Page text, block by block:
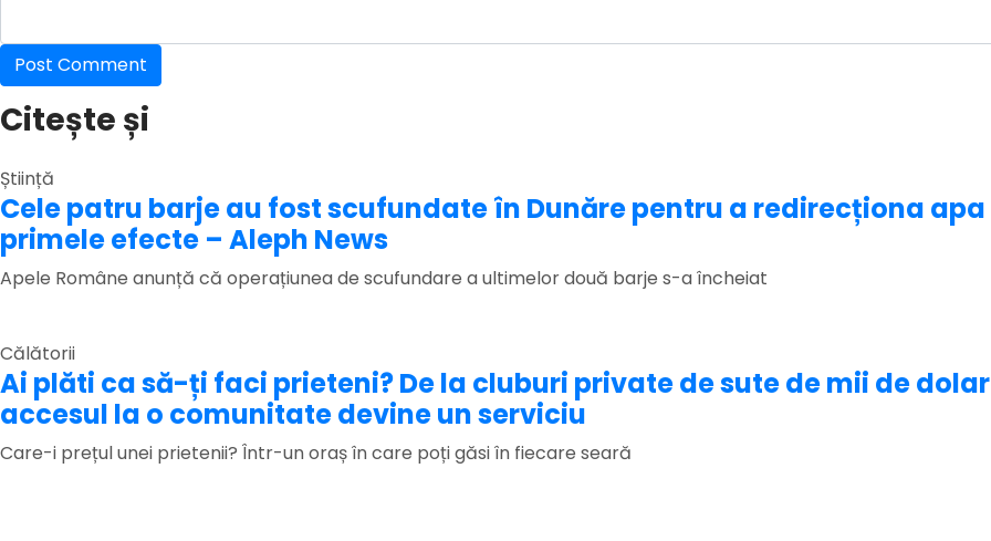
Citește și
Știință
Cele patru barje au fost scufundate în Dunăre pentru a redirecționa
primele efecte – Aleph News
Apele Române anunță că operațiunea de scufundare a ultimelor două barje s-a încheiat
Călătorii
Ai plăti ca să-ți faci prieteni? De la cluburi private de sute de mii de
accesul la o comunitate devine un serviciu
Care-i prețul unei prietenii? Într-un oraș în care poți găsi în fiecare seară